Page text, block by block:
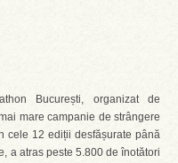
București, organizat de
mare campanie de strângere
cele 12 ediții desfășurate până
a atras peste 5.800 de înotători